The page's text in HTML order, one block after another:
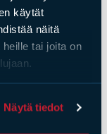
käytät
näitä
tai joita on
Näytä tiedot400 x